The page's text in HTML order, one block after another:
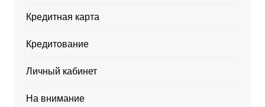
Кредитная карта
Кредитование
Личный кабинет
На внимание